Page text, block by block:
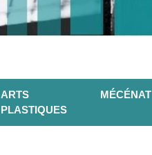
ARTS
PLASTIQUES
MÉCÉNAT